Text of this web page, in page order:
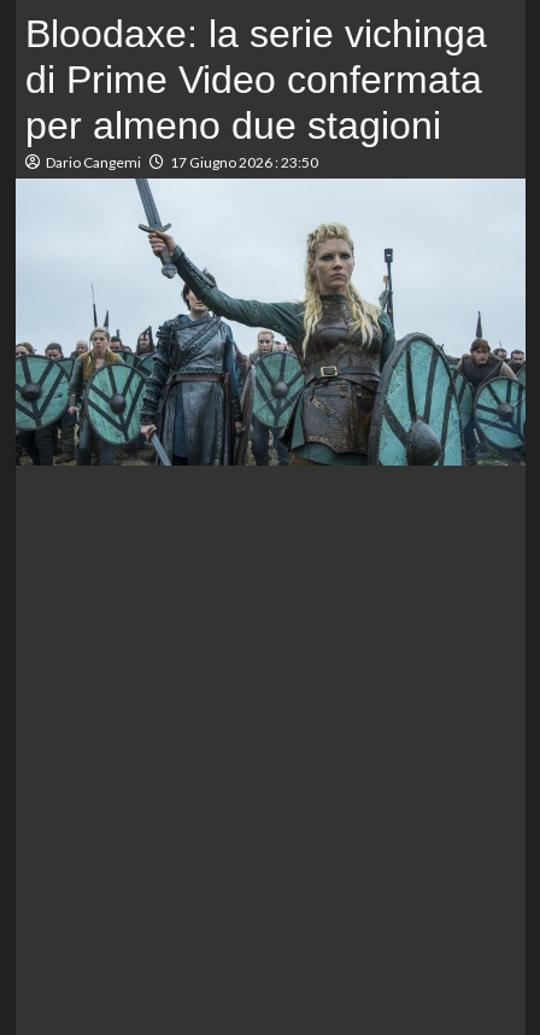
Bloodaxe: la serie vichinga
di Prime Video confermata
per almeno due stagioni
Dario Cangemi 17 Giugno 2026 : 23:50